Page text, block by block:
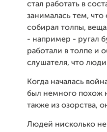
стал работать в
занималась тем,
собирал толпы,
- например - ругал
работали в толпе и
слушателя, что
Когда началась
был немного похож
также из озорства,
Людей нисколько